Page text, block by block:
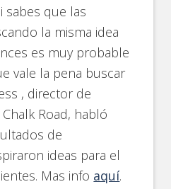
sabes que las
la misma idea
es muy probable
vale la pena buscar
, director de
Road, habló
de
ideas para el
Mas info aquí.